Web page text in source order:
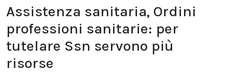
Assistenza sanitaria, Ordini
professioni sanitarie: per
tutelare Ssn servono più
risorse